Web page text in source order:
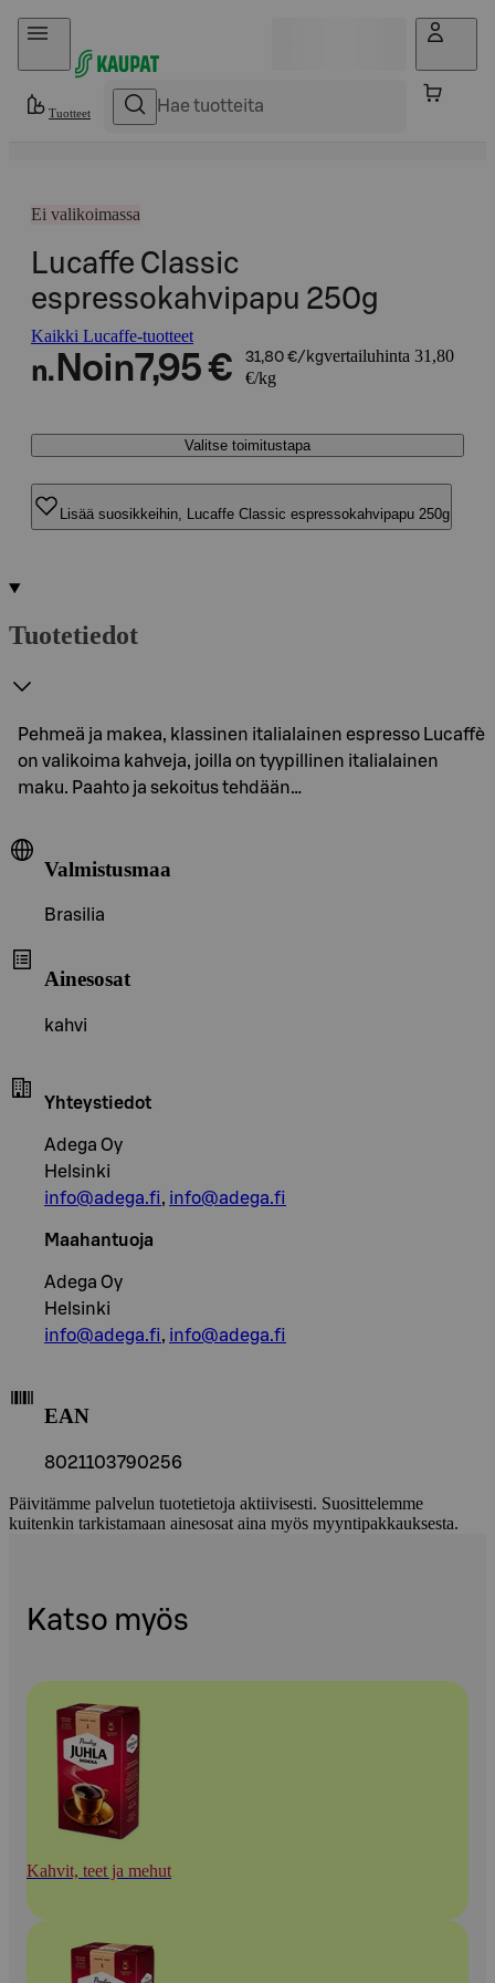
Hyppää sisältöön
Tuotteet
Ei valikoimassa
Lucaffe Classic
espressokahvipapu 250g
Kaikki Lucaffe-tuotteet
n. Noin7,95 € 31,80 €/kgvertailuhinta 31,80
€/kg
Valitse toimitustapa
Lisää suosikkeihin, Lucaffe Classic espressokahvipapu 250g
Tuotetiedot
Pehmeä ja makea, klassinen italialainen espresso Lucaffè
on valikoima kahveja, joilla on tyypillinen italialainen
maku. Paahto ja sekoitus tehdään…
Valmistusmaa
Brasilia
Ainesosat
kahvi
Yhteystiedot
Adega Oy
Helsinki
info@adega.fi, info@adega.fi
Maahantuoja
Adega Oy
Helsinki
info@adega.fi, info@adega.fi
EAN
8021103790256
Päivitämme palvelun tuotetietoja aktiivisesti. Suosittelemme
kuitenkin tarkistamaan ainesosat aina myös myyntipakkauksesta.
Katso myös
Kahvit, teet ja mehut